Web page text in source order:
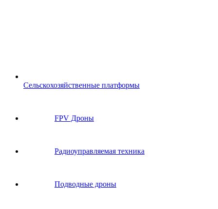
Сельскохозяйственные платформы
FPV Дроны
Радиоуправляемая техника
Подводные дроны